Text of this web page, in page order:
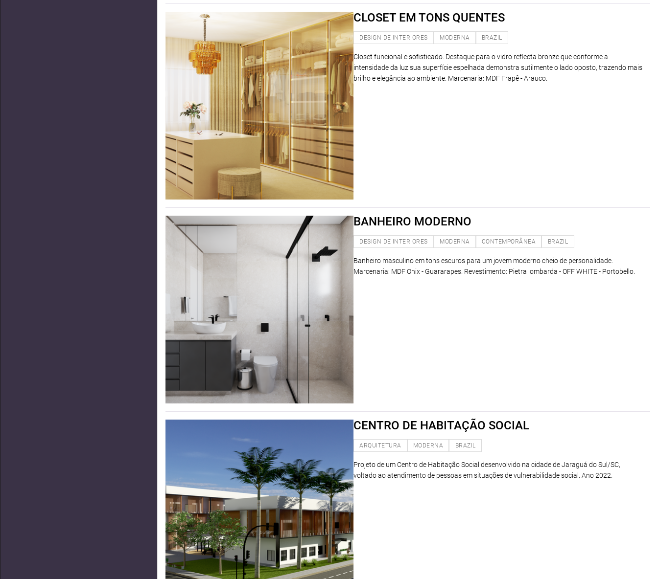
CLOSET EM TONS QUENTES
DESIGN DE INTERIORES MODERNA BRAZIL
Closet funcional e sofisticado. Destaque para o vidro reflecta bronze que conforme a
intensidade da luz sua superfície espelhada demonstra sutilmente o lado oposto, trazendo mais
brilho e elegância ao ambiente. Marcenaria: MDF Frapê - Arauco.
BANHEIRO MODERNO
DESIGN DE INTERIORES MODERNA CONTEMPORÂNEA BRAZIL
Banheiro masculino em tons escuros para um jovem moderno cheio de personalidade.
Marcenaria: MDF Onix - Guararapes. Revestimento: Pietra lombarda - OFF WHITE - Portobello.
CENTRO DE HABITAÇÃO SOCIAL
ARQUITETURA MODERNA BRAZIL
Projeto de um Centro de Habitação Social desenvolvido na cidade de Jaraguá do Sul/SC,
voltado ao atendimento de pessoas em situações de vulnerabilidade social. Ano 2022.